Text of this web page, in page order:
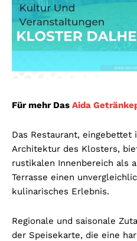
Für mehr Das Aida
Das Restaurant, eingebettet
Architektur des Klosters,
rustikalen Innenbereich als
Terrasse einen
kulinarisches Erlebnis.
Regionale und saisonale
der Speisekarte, die eine